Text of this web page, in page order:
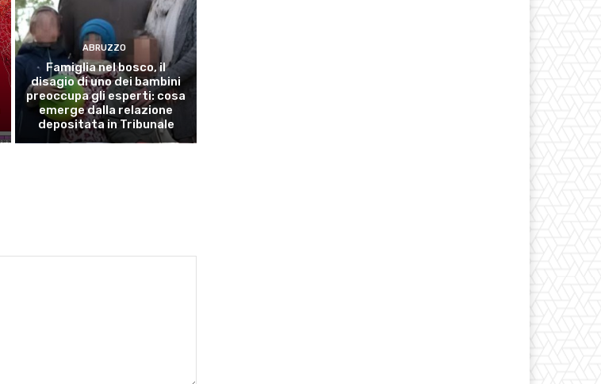
ABRUZZO
Famiglia nel bosco, il
disagio di uno dei bambini
preoccupa gli esperti: cosa
emerge dalla relazione
depositata in Tribunale